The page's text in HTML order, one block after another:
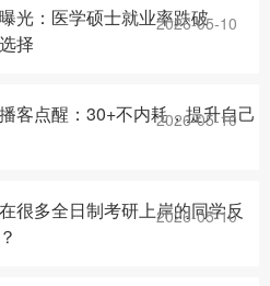
光：医学硕士就业率跌破
择
2026-05-10
客点醒：30+不内耗，提升自己
2026-05-10
很多全日制考研上岸的同学反
2026-05-10